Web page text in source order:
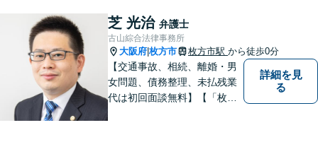
致します。どんなお悩みで
も、ご相談ください。【キッ
ズスペースあり】
芝 光治 弁護士
古山綜合法律事務所
大阪府 枚方市 枚方市駅 から徒歩0分
【交通事故、相続、離婚・男
女問題、債務整理、未払残業
代は初回面談無料】【「枚方
詳細を見
る